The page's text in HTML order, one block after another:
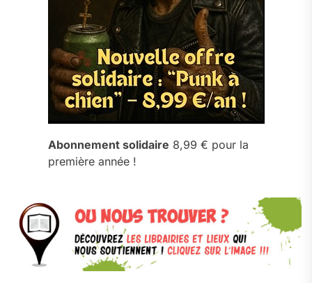
Abonnement solidaire 8,99 € pour la
première année !